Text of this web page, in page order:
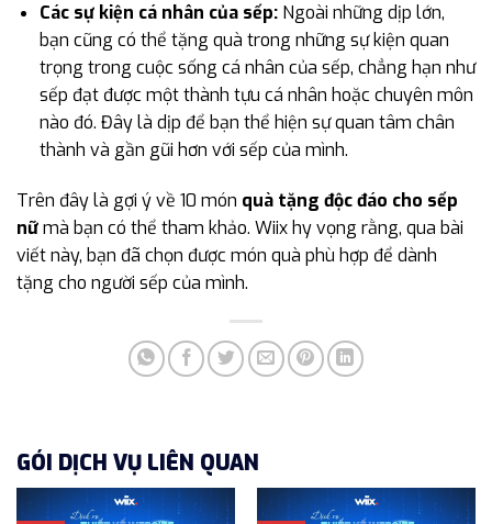
Các sự kiện cá nhân của sếp:Ngoài những dịp lớn,
bạn cũng có thể tặng quà trong những sự kiện quan
trọng trong cuộc sống cá nhân của sếp, chẳng hạn như
sếp đạt được một thành tựu cá nhân hoặc chuyên môn
nào đó. Đây là dịp để bạn thể hiện sự quan tâm chân
thành và gần gũi hơn với sếp của mình.
Trên đây là gợi ý về 10 món quà tặng độc đáo cho sếp
nữmà bạn có thể tham khảo. Wiix hy vọng rằng, qua bài
viết này, bạn đã chọn được món quà phù hợp để dành
tặng cho người sếp của mình.
GÓI DỊCH VỤ LIÊN QUAN